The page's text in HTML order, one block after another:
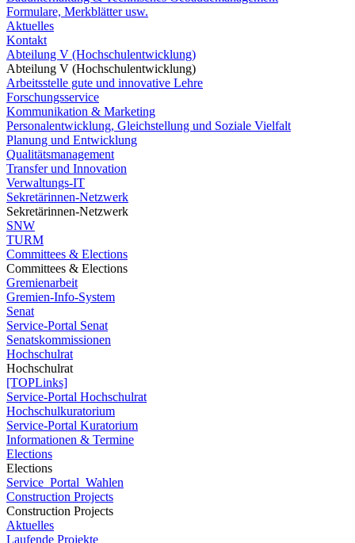
Formulare, Merkblätter usw.
Aktuelles
Kontakt
Abteilung V (Hochschulentwicklung)
Abteilung V (Hochschulentwicklung)
Arbeitsstelle gute und innovative Lehre
Forschungsservice
Kommunikation & Marketing
Personalentwicklung, Gleichstellung und Soziale Vielfalt
Planung und Entwicklung
Qualitätsmanagement
Transfer und Innovation
Verwaltungs-IT
Sekretärinnen-Netzwerk
Sekretärinnen-Netzwerk
SNW
TURM
Committees & Elections
Committees & Elections
Gremienarbeit
Gremien-Info-System
Senat
Service-Portal Senat
Senatskommissionen
Hochschulrat
Hochschulrat
[TOPLinks]
Service-Portal Hochschulrat
Hochschulkuratorium
Service-Portal Kuratorium
Informationen & Termine
Elections
Elections
Service_Portal_Wahlen
Construction Projects
Construction Projects
Aktuelles
Laufende Projekte